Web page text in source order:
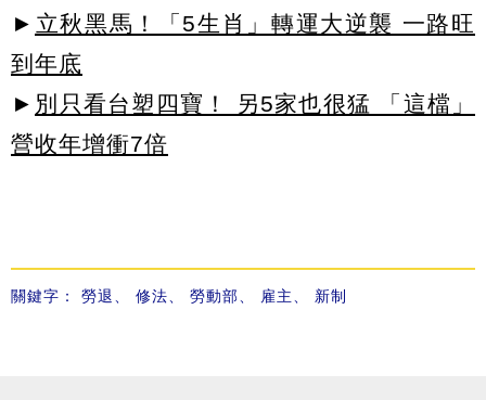
► 立秋黑馬！「5生肖」轉運大逆襲 一路旺
到年底
► 別只看台塑四寶！ 另5家也很猛 「這檔」
營收年增衝7倍
關鍵字： 勞退 修法 勞動部 雇主 新制